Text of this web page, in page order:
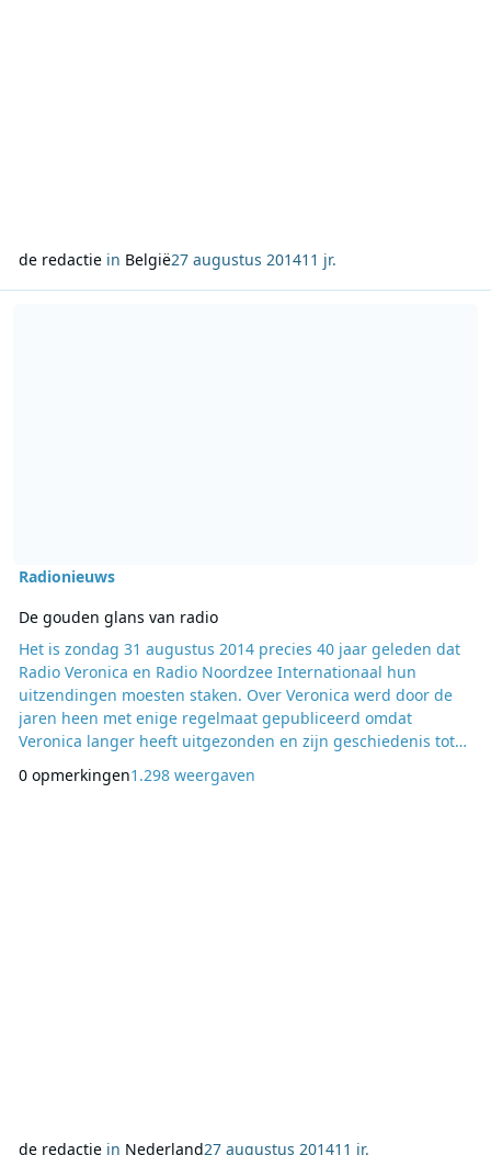
de redactiein België27 augustus 201411 jr.
Radionieuws
De gouden glans van radio
Het is zondag 31 augustus 2014 precies 40 jaar geleden dat
Radio Veronica en Radio Noordzee Internationaal hun
uitzendingen moesten staken. Over Veronica werd door de
jaren heen met enige regelmaat gepubliceerd omdat
Veronica langer heeft uitgezonden en zijn geschiedenis tot
Internationaal was dat niet het geval en daarom is het goed
0 opmerkingen1.298 weergaven
de redactiein Nederland27 augustus 201411 jr.